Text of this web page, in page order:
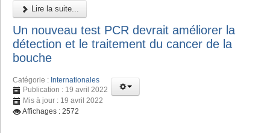
Lire la suite...
Un nouveau test PCR devrait améliorer la
détection et le traitement du cancer de la
bouche
Catégorie : Internationales
Publication : 19 avril 2022
Mis à jour : 19 avril 2022
Affichages : 2572